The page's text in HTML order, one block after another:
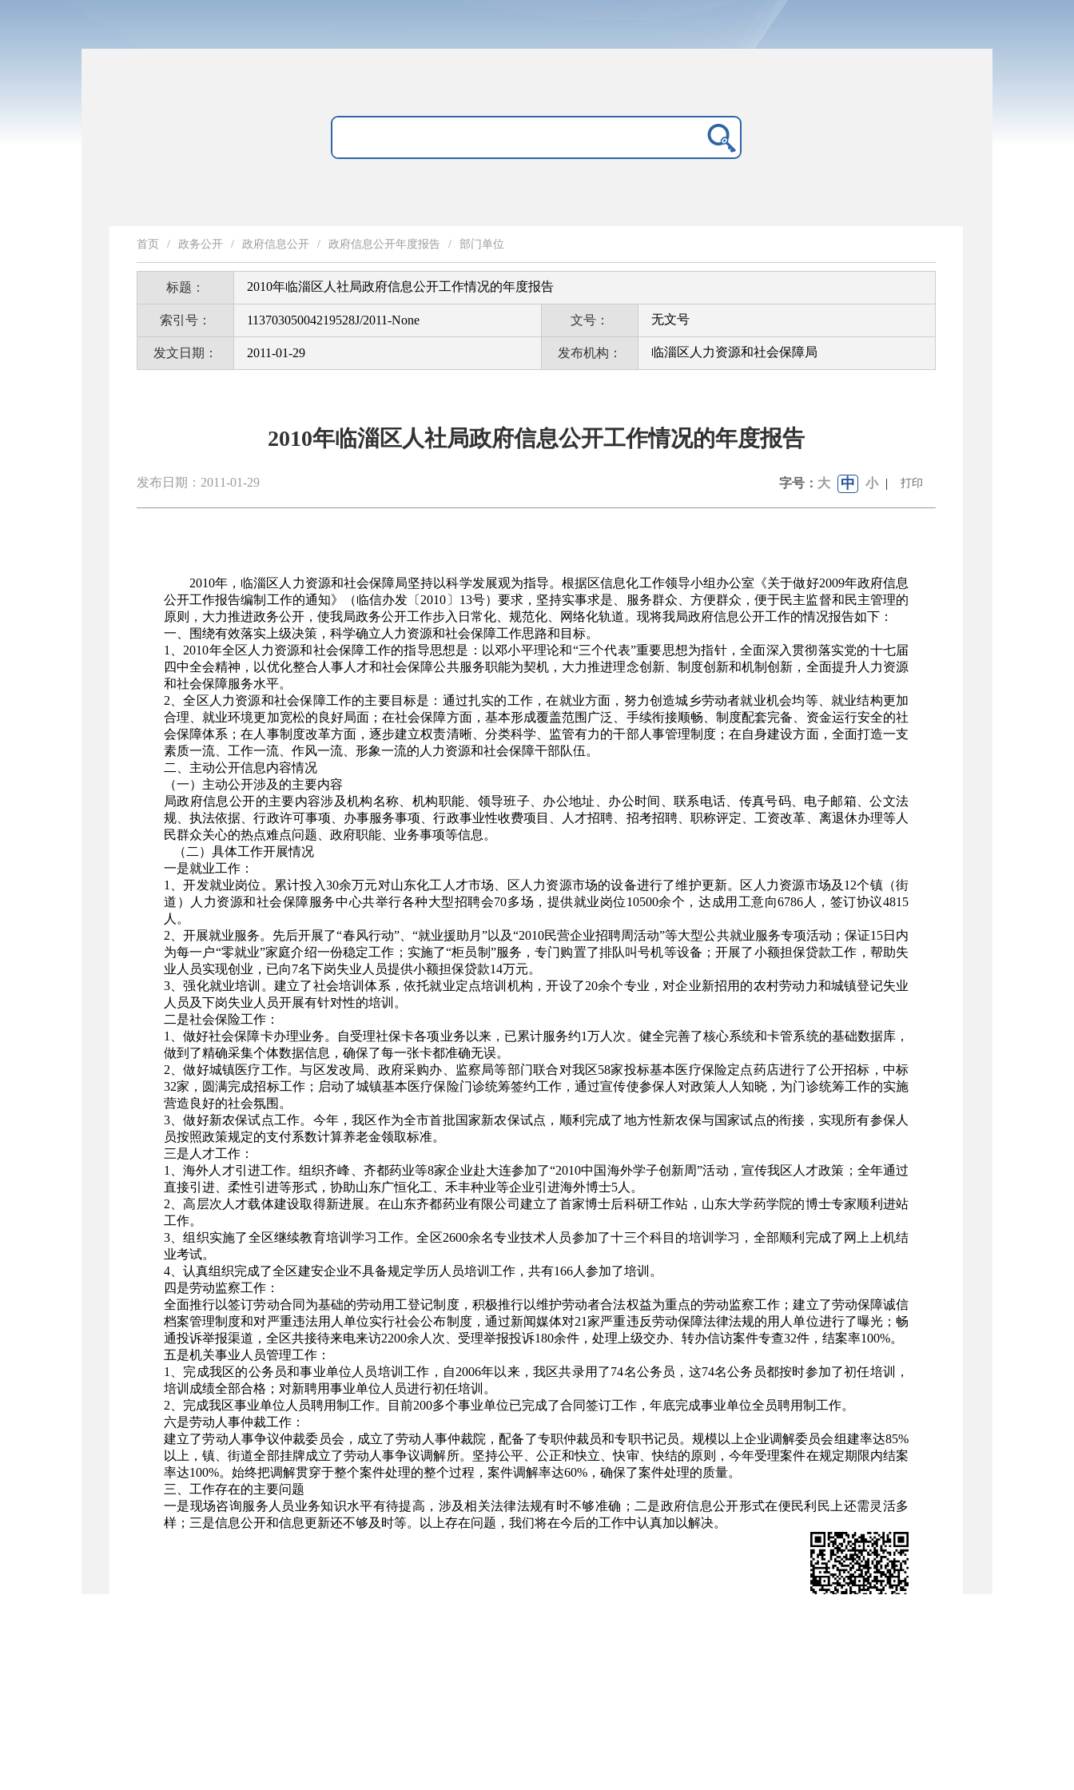
首页 / 政务公开 / 政府信息公开 / 政府信息公开年度报告 / 部门单位
标题： 2010年临淄区人社局政府信息公开工作情况的年度报告
索引号： 11370305004219528J/2011-None 文号： 无文号
发文日期： 2011-01-29 发布机构： 临淄区人力资源和社会保障局
2010年临淄区人社局政府信息公开工作情况的年度报告
发布日期：2011-01-29 字号： 大 中 小 | 打印
2010年，临淄区人力资源和社会保障局坚持以科学发展观为指导。根据区信息化工作领导小组办公室《关于做好2009年政府信息
公开工作报告编制工作的通知》（临信办发〔2010〕13号）要求，坚持实事求是、服务群众、方便群众，便于民主监督和民主管理的
原则，大力推进政务公开，使我局政务公开工作步入日常化、规范化、网络化轨道。现将我局政府信息公开工作的情况报告如下：
一、围绕有效落实上级决策，科学确立人力资源和社会保障工作思路和目标。
1、2010年全区人力资源和社会保障工作的指导思想是：以邓小平理论和“三个代表”重要思想为指针，全面深入贯彻落实党的十七届
四中全会精神，以优化整合人事人才和社会保障公共服务职能为契机，大力推进理念创新、制度创新和机制创新，全面提升人力资源
和社会保障服务水平。
2、全区人力资源和社会保障工作的主要目标是：通过扎实的工作，在就业方面，努力创造城乡劳动者就业机会均等、就业结构更加
合理、就业环境更加宽松的良好局面；在社会保障方面，基本形成覆盖范围广泛、手续衔接顺畅、制度配套完备、资金运行安全的社
会保障体系；在人事制度改革方面，逐步建立权责清晰、分类科学、监管有力的干部人事管理制度；在自身建设方面，全面打造一支
素质一流、工作一流、作风一流、形象一流的人力资源和社会保障干部队伍。
二、主动公开信息内容情况
（一）主动公开涉及的主要内容
局政府信息公开的主要内容涉及机构名称、机构职能、领导班子、办公地址、办公时间、联系电话、传真号码、电子邮箱、公文法
规、执法依据、行政许可事项、办事服务事项、行政事业性收费项目、人才招聘、招考招聘、职称评定、工资改革、离退休办理等人
民群众关心的热点难点问题、政府职能、业务事项等信息。
（二）具体工作开展情况
一是就业工作：
1、开发就业岗位。累计投入30余万元对山东化工人才市场、区人力资源市场的设备进行了维护更新。区人力资源市场及12个镇（街
道）人力资源和社会保障服务中心共举行各种大型招聘会70多场，提供就业岗位10500余个，达成用工意向6786人，签订协议4815
人。
2、开展就业服务。先后开展了“春风行动”、“就业援助月”以及“2010民营企业招聘周活动”等大型公共就业服务专项活动；保证15日内
为每一户“零就业”家庭介绍一份稳定工作；实施了“柜员制”服务，专门购置了排队叫号机等设备；开展了小额担保贷款工作，帮助失
业人员实现创业，已向7名下岗失业人员提供小额担保贷款14万元。
3、强化就业培训。建立了社会培训体系，依托就业定点培训机构，开设了20余个专业，对企业新招用的农村劳动力和城镇登记失业
人员及下岗失业人员开展有针对性的培训。
二是社会保险工作：
1、做好社会保障卡办理业务。自受理社保卡各项业务以来，已累计服务约1万人次。健全完善了核心系统和卡管系统的基础数据库，
做到了精确采集个体数据信息，确保了每一张卡都准确无误。
2、做好城镇医疗工作。与区发改局、政府采购办、监察局等部门联合对我区58家投标基本医疗保险定点药店进行了公开招标，中标
32家，圆满完成招标工作；启动了城镇基本医疗保险门诊统筹签约工作，通过宣传使参保人对政策人人知晓，为门诊统筹工作的实施
营造良好的社会氛围。
3、做好新农保试点工作。今年，我区作为全市首批国家新农保试点，顺利完成了地方性新农保与国家试点的衔接，实现所有参保人
员按照政策规定的支付系数计算养老金领取标准。
三是人才工作：
1、海外人才引进工作。组织齐峰、齐都药业等8家企业赴大连参加了“2010中国海外学子创新周”活动，宣传我区人才政策；全年通过
直接引进、柔性引进等形式，协助山东广恒化工、禾丰种业等企业引进海外博士5人。
2、高层次人才载体建设取得新进展。在山东齐都药业有限公司建立了首家博士后科研工作站，山东大学药学院的博士专家顺利进站
工作。
3、组织实施了全区继续教育培训学习工作。全区2600余名专业技术人员参加了十三个科目的培训学习，全部顺利完成了网上上机结
业考试。
4、认真组织完成了全区建安企业不具备规定学历人员培训工作，共有166人参加了培训。
四是劳动监察工作：
全面推行以签订劳动合同为基础的劳动用工登记制度，积极推行以维护劳动者合法权益为重点的劳动监察工作；建立了劳动保障诚信
档案管理制度和对严重违法用人单位实行社会公布制度，通过新闻媒体对21家严重违反劳动保障法律法规的用人单位进行了曝光；畅
通投诉举报渠道，全区共接待来电来访2200余人次、受理举报投诉180余件，处理上级交办、转办信访案件专查32件，结案率100%。
五是机关事业人员管理工作：
1、完成我区的公务员和事业单位人员培训工作，自2006年以来，我区共录用了74名公务员，这74名公务员都按时参加了初任培训，
培训成绩全部合格；对新聘用事业单位人员进行初任培训。
2、完成我区事业单位人员聘用制工作。目前200多个事业单位已完成了合同签订工作，年底完成事业单位全员聘用制工作。
六是劳动人事仲裁工作：
建立了劳动人事争议仲裁委员会，成立了劳动人事仲裁院，配备了专职仲裁员和专职书记员。规模以上企业调解委员会组建率达85%
以上，镇、街道全部挂牌成立了劳动人事争议调解所。坚持公平、公正和快立、快审、快结的原则，今年受理案件在规定期限内结案
率达100%。始终把调解贯穿于整个案件处理的整个过程，案件调解率达60%，确保了案件处理的质量。
三、工作存在的主要问题
一是现场咨询服务人员业务知识水平有待提高，涉及相关法律法规有时不够准确；二是政府信息公开形式在便民利民上还需灵活多
样；三是信息公开和信息更新还不够及时等。以上存在问题，我们将在今后的工作中认真加以解决。